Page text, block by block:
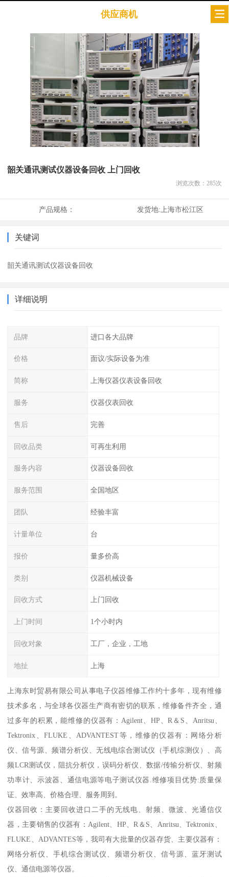
供应商机
韶关通讯测试仪器设备回收 上门回收
浏览次数： 285次
产品规格： 发货地:上海市松江区
关键词
韶关通讯测试仪器设备回收
详细说明
品牌 进口各大品牌
价格 面议/实际设备为准
简称 上海仪器仪表设备回收
服务 仪器仪表回收
售后 完善
回收品类 可再生利用
服务内容 仪器设备回收
服务范围 全国地区
团队 经验丰富
计量单位 台
报价 量多价高
类别 仪器机械设备
回收方式 上门回收
上门时间 1个小时内
回收对象 工厂，企业，工地
地扯 上海
上海东时贸易有限公司从事电子仪器维修工作约十多年，现有维修
技术多名，与全球各仪器生产商有密切的联系，维修备件齐全，通
过多年的积累，能维修的仪器有：Agilent、HP、R＆S、Anritsu、
Tektronix、FLUKE、ADVANTEST等，维修的仪器有：网络分析
仪、信号源、频谱分析仪、无线电综合测试仪（手机综测仪）、高
频LCR测试仪，阻抗分析仪，误码分析仪、数据/传输分析仪、射频
功率计、示波器、通信电源等电子测试仪器.维修项目优势:质量保
证、效率高、价格合理、服务周到。
仪器回收：主要回收进口二手的无线电、射频、微波、光通信仪
器，主要销售的仪器有：Agilent、HP、R＆S、Anritsu、Tektronix、
FLUKE、ADVANTES等，我司有大批量的仪器存货、主要仪器有：
网络分析仪、手机综合测试仪、频谱分析仪、信号源、蓝牙测试
仪、通信电源等仪器。